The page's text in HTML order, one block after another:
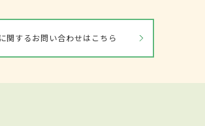
関するお問い合わせはこちら